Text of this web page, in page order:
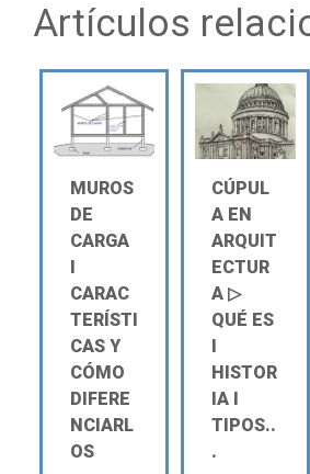
Artículos
MUROS
DE
CARGA
CARAC
TERÍSTI
CAS Y
CÓMO
DIFERE
NCIARL
OS
CÚPUL
A EN
ARQUIT
ECTUR
A ▷
QUÉ ES
HISTOR
IA Ι
TIPOS..
.